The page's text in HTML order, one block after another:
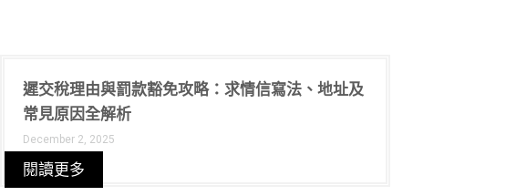
遲交稅理由與罰款豁免攻略：求情信寫法、地址及
常見原因全解析
December 2, 2025
閱讀更多